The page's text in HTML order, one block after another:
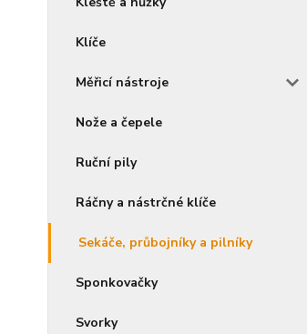
Klíče
Měřicí nástroje
Nože a čepele
Ruční pily
Ráčny a nástrčné klíče
Sekáče, průbojníky a pilníky
Sponkovačky
Svorky